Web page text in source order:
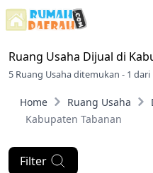
Ruang Usaha Dijual di
5 Ruang Usaha ditemukan - 1 dari
Home Ruang Usaha
Kabupaten Tabanan
Filter